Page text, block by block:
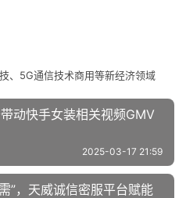
、5G通信技术商用等新经济领域
动快手女装相关视频GMV
2025-03-17 21:59
”，天威诚信密服平台赋能